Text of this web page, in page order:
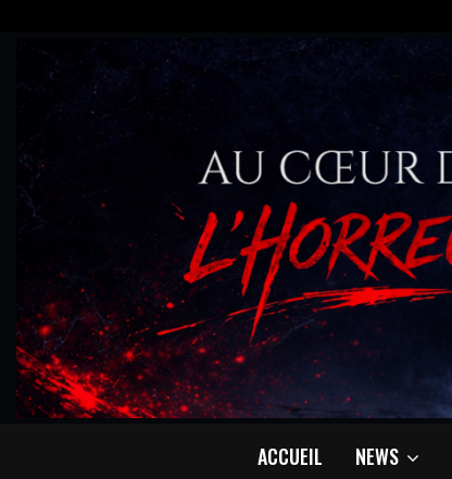
ACCUEIL NEWS